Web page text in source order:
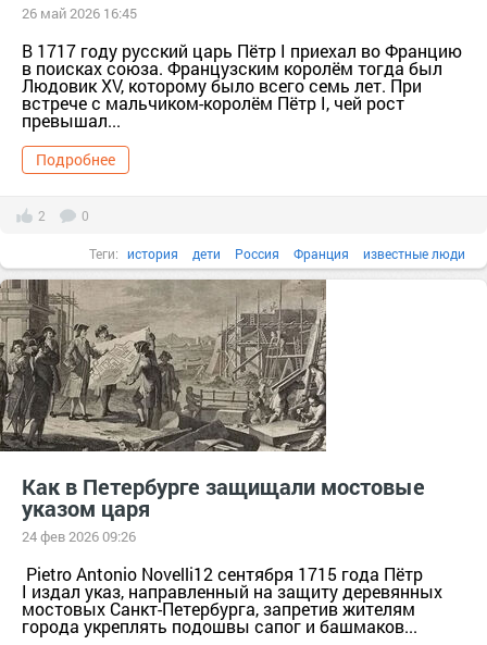
26 май 2026 16:45
В 1717 году русский царь Пётр I приехал во Францию
в поисках союза. Французским королём тогда был
Людовик XV, которому было всего семь лет. При
встрече с мальчиком-королём Пётр I, чей рост
превышал...
Подробнее
2 0
Теги: история дети Россия Франция известные люди
Петр первый Царская Россия
Факты в картинках Все факты Города и страны
Как в Петербурге защищали мостовые
указом царя
24 фев 2026 09:26
Pietro Antonio Novelli12 сентября 1715 года Пётр
I издал указ, направленный на защиту деревянных
мостовых Санкт-Петербурга, запретив жителям
города укреплять подошвы сапог и башмаков...